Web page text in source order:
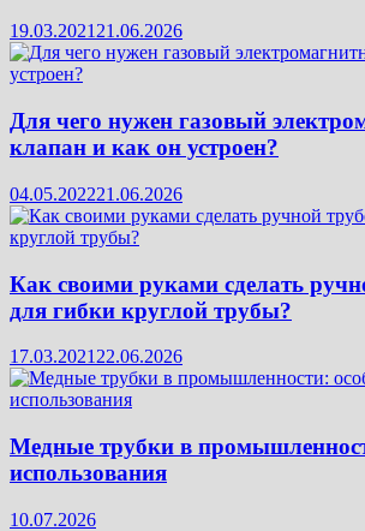
19.03.202121.06.2026
Для чего нужен газовый
клапан и как он устроен?
04.05.202221.06.2026
Как своими руками сделать
для гибки круглой трубы?
17.03.2021 22.06.2026
Медные трубки в
использования
10.07.2026